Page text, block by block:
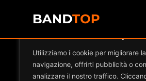
Utilizziamo i cookie per migliorare
navigazione, offrirti pubblicità o
analizzare il nostro traffico.
BANDTOP